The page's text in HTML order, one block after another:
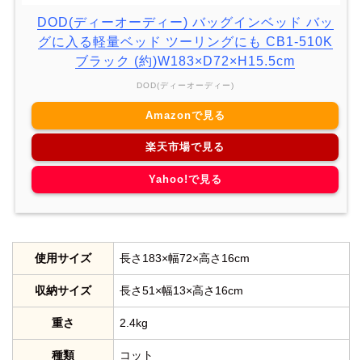
DOD(ディーオーディー) バッグインベッド バッ
グに入る軽量ベッド ツーリングにも CB1-510K
ブラック (約)W183×D72×H15.5cm
DOD(ディーオーディー)
Amazonで見る
楽天市場で見る
Yahoo!で見る
使用サイズ 長さ183×幅72×高さ16cm
収納サイズ 長さ51×幅13×高さ16cm
重さ 2.4kg
種類 コット